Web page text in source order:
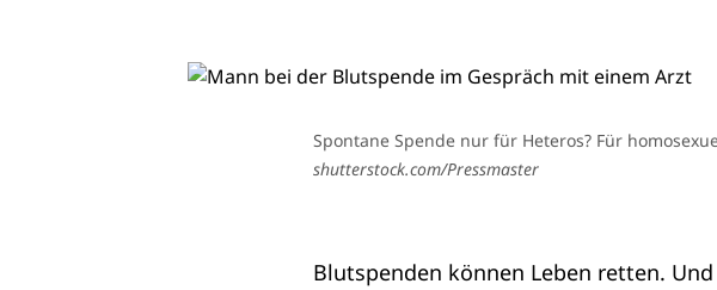
Spontane Spende nur für Heteros? Für
shutterstock.com/Pressmaster
Blutspenden können Leben retten.